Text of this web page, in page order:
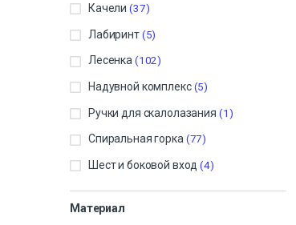
Качели (37)
Лабиринт (5)
Лесенка (102)
Надувной комплекс (5)
Ручки для скалолазания (1)
Спиральная горка (77)
Шест и боковой вход (4)
Материал